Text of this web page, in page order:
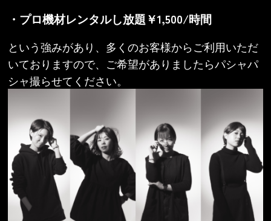
・プロ機材レンタルし放題￥1,500/時間
という強みがあり、多くのお客様からご利用いただ
いておりますので、ご希望がありましたらパシャパ
シャ撮らせてください。